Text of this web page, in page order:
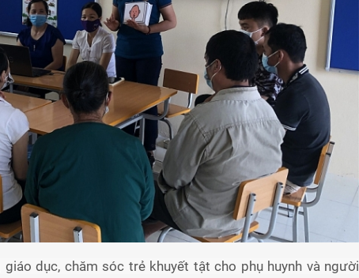
dục, chăm sóc trẻ khuyết tật cho phụ huynh và người